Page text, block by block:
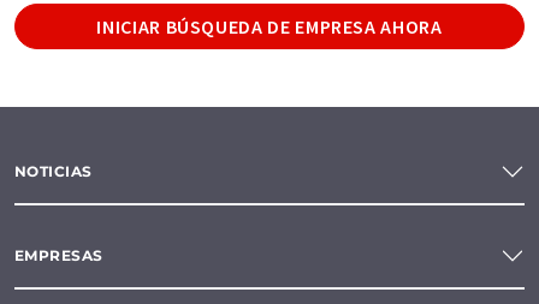
INICIAR BÚSQUEDA DE EMPRESA AHORA
NOTICIAS
EMPRESAS